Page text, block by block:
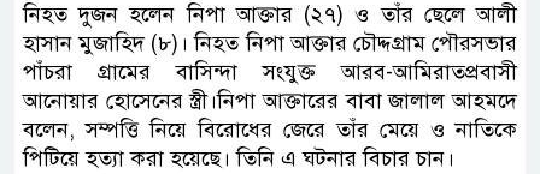
নিহত দুজন হলেন নিপা আক্তার (২৭) ও তাঁর ছেলে আলী
হাসান মুজাহিদ (৮)। নিহত নিপা আক্তার চৌদ্দগ্রাম পৌরসভার
পাঁচরা গ্রামের বাসিন্দা সংযুক্ত আরব-আমিরাতপ্রবাসী
আনোয়ার হোসেনের স্ত্রী।নিপা আক্তারের বাবা জালাল আহমদে
বলেন, সম্পত্তি নিয়ে বিরোধের জেরে তাঁর মেয়ে ও নাতিকে
পিটিয়ে হত্যা করা হয়েছে। তিনি এ ঘটনার বিচার চান।